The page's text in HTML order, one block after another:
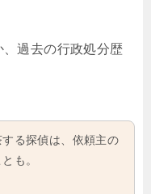
過去の行政処分歴
る探偵は、依頼主の
も。